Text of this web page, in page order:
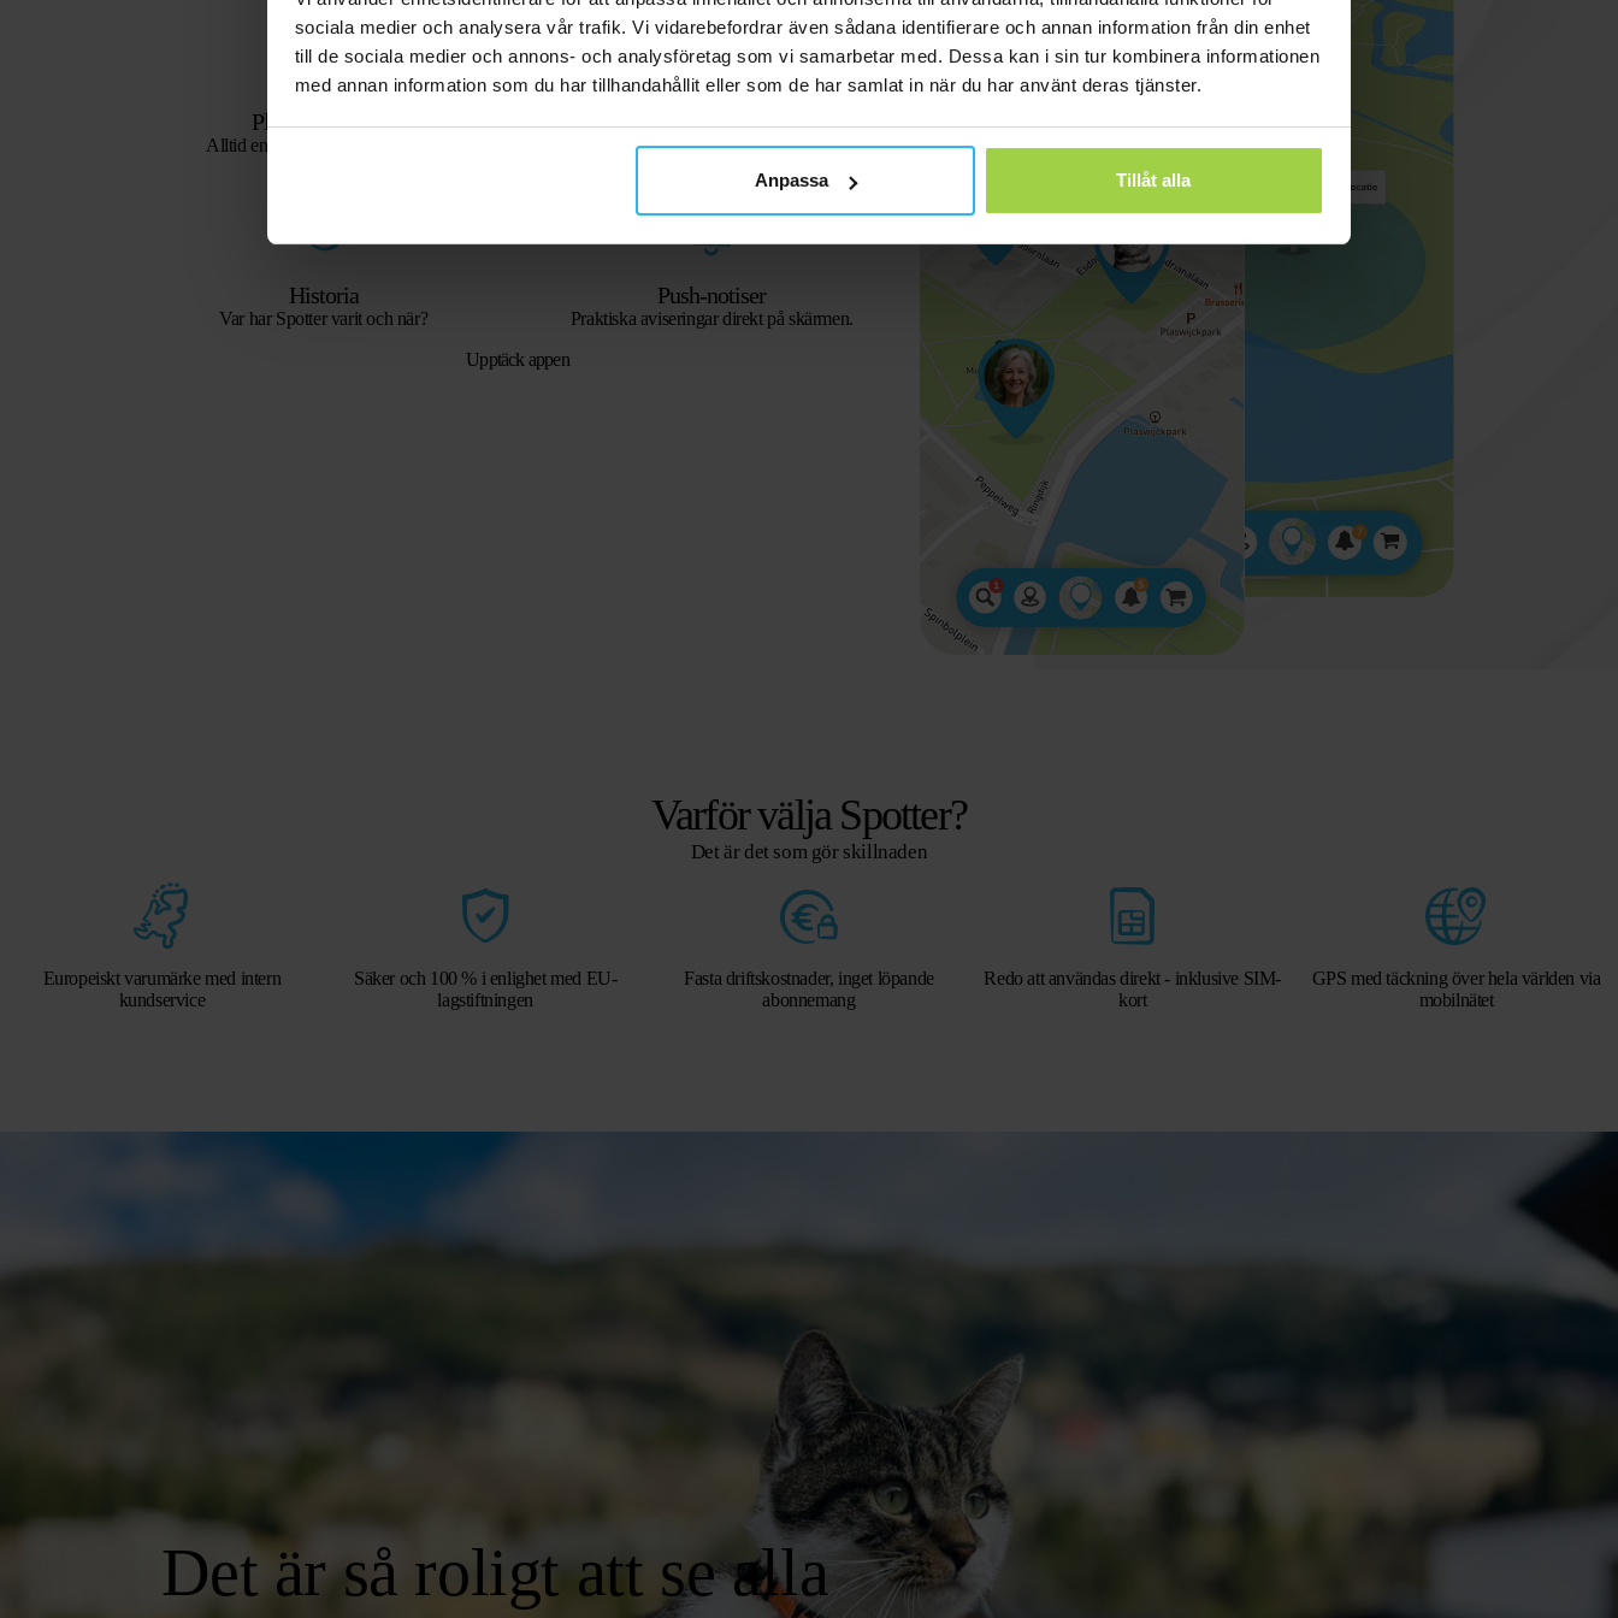
sociala medier och analysera vår trafik. Vi vidarebefordrar även sådana identifierare och annan information från din enhet
till de sociala medier och annons- och analysföretag som vi samarbetar med. Dessa kan i sin tur kombinera informationen
med annan information som du har tillhandahållit eller som de har samlat in när du har använt deras tjänster.
Anpassa Tillåt alla
Platser på kartan
Alltid en översikt över de senaste
Street View
Se spårarens exakta plats.
Historia
Var har Spotter varit och när?
Push-notiser
Praktiska aviseringar direkt på skärmen.
Upptäck appen
Varför välja Spotter?
Det är det som gör skillnaden
Europeiskt varumärke med intern
kundservice
Säker och 100 % i enlighet med EU-
lagstiftningen
Fasta driftskostnader, inget löpande
abonnemang
Redo att användas direkt - inklusive SIM-
kort
GPS med täckning över hela världen via
mobilnätet
Det är så roligt att se alla